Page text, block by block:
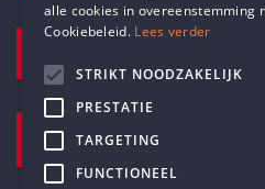
E-MAILADRES
Pottenbrug 4
Antwerpen, 2000
alle cookies in overeenstemming
Cookiebeleid. Lees verder
STRIKT NOODZAKELIJK
PRESTATIE
TARGETING
FUNCTIONEEL